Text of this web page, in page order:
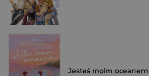
Jesteś moim oceanem